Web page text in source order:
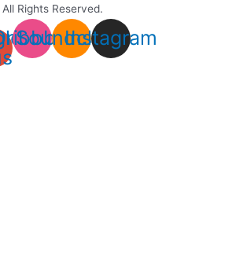
Rights Reserved.
Soundcloud
Instagram